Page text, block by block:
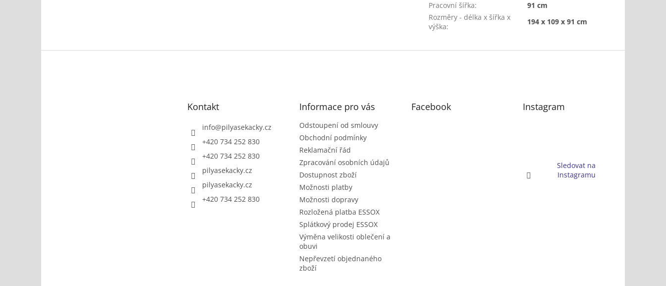
Pracovní šířka:
91 cm
Rozměry - délka x šířka x
výška:
194 x 109 x 91 cm
Kontakt
info@pilyasekacky.cz
+420 734 252 830
+420 734 252 830
pilyasekacky.cz
pilyasekacky.cz
+420 734 252 830
Informace pro vás
Odstoupení od smlouvy
Obchodní podmínky
Reklamační řád
Zpracování osobních údajů
Dostupnost zboží
Možnosti platby
Možnosti dopravy
Rozložená platba ESSOX
Splátkový prodej ESSOX
Výměna velikosti oblečení a
obuvi
Nepřevzetí objednaného
zboží
Facebook Instagram
Sledovat na
Instagramu